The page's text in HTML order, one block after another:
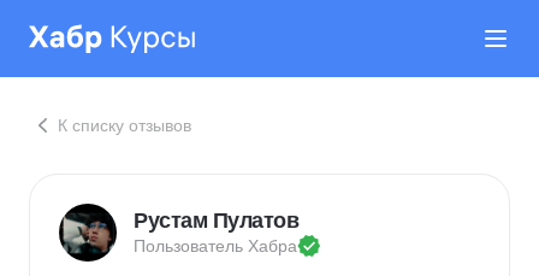
К списку отзывов
Рустам Пулатов
Пользователь Хабра